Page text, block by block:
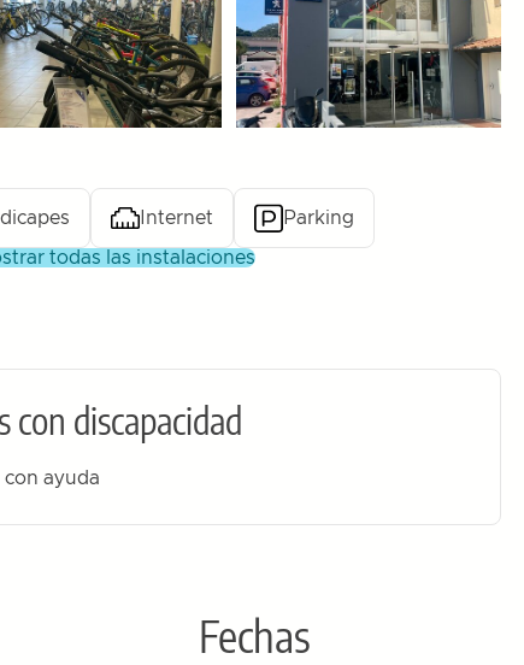
Internet Parking
todas las instalaciones
con discapacidad
con ayuda
Fechas